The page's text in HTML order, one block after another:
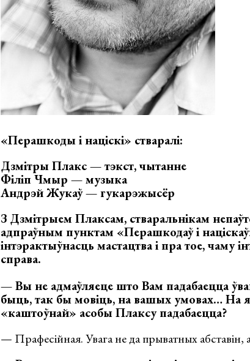
«Перашкоды і націскі» стваралі:
Дзмітры Плакс — тэкст, чытанне
Філіп Чмыр — музыка
Андрэй Жукаў — гукарэжысёр
З Дзмітрыем Плаксам, стваральнікам
адпраўным пунктам «Перашкодаў і
інтэрактыўнасць мастацтва і пра тое, чаму
справа.
— Вы не адмаўляеце што Вам падабаецца
быць, так бы мовіць, на вашых умовах… На
«каштоўнай» асобы Плаксу падабаецца?
— Прафесійная. Увага не да прыватных абставін,